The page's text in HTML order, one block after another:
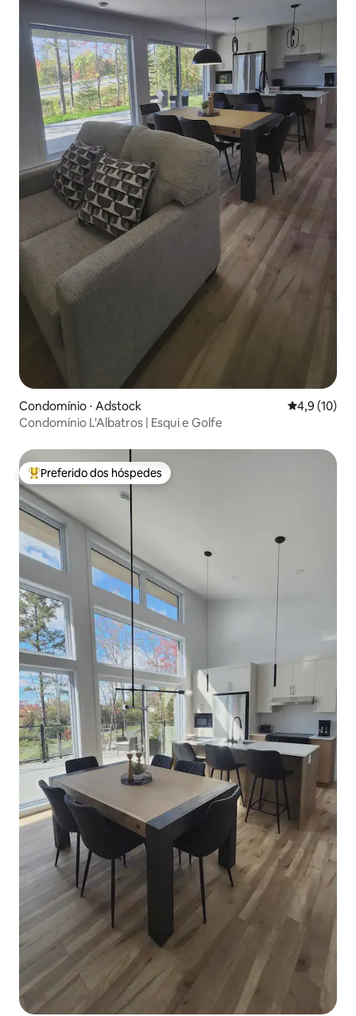
Condomínio ⋅ Adstock 4,9 de uma
4,9 (10)
Condomínio L'Albatros | Esqui e Golfe
Entre os melhores preferidos dos hóspedes
Preferido dos hóspedes